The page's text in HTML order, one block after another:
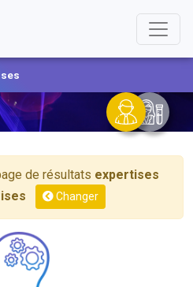
de résultats expertises
Changer